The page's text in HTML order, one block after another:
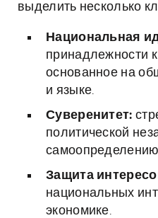
выделить несколько
Национальная
принадлежности
основанное на
и языке.
Суверенитет:
политической
Защита
национальных
экономике.